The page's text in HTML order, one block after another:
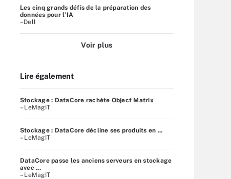
Les cinq grands défis de la préparation des
données pour l’IA
–Dell
Voir plus
Lire également
Stockage : DataCore rachète Object Matrix
– LeMagIT
Stockage : DataCore décline ses produits en ...
– LeMagIT
DataCore passe les anciens serveurs en stockage
avec ...
– LeMagIT